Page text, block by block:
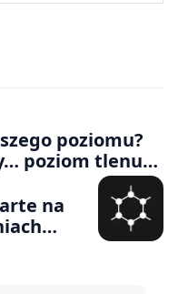
poziomu?
poziom tlenu
aby
zobaczymy
na